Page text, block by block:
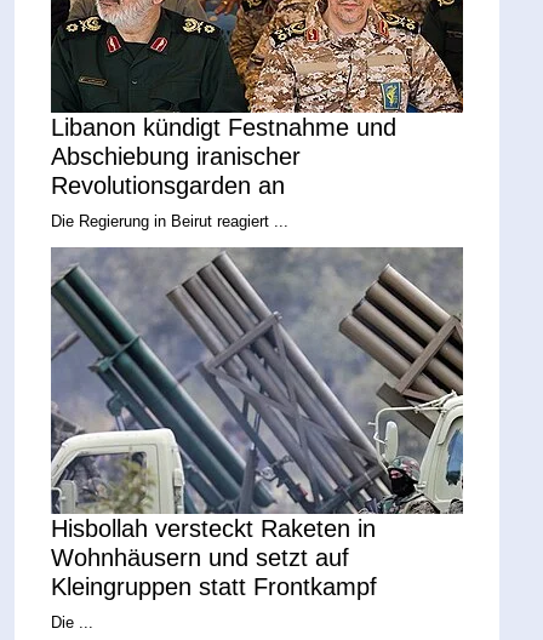
Libanon kündigt Festnahme und
Abschiebung iranischer
Revolutionsgarden an
Die Regierung in Beirut reagiert ...
Hisbollah versteckt Raketen in
Wohnhäusern und setzt auf
Kleingruppen statt Frontkampf
Die ...